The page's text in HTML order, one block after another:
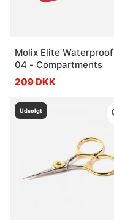
Molix Elite Waterproof
04 - Compartments
209 DKK
Udsolgt